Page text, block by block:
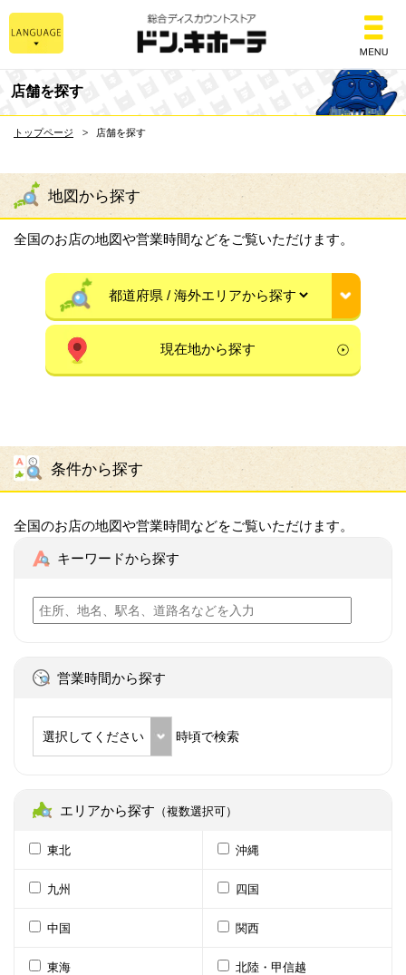
総合ディスカウント
店舗を探す
トップページ 店舗を探す
地図から探す
全国のお店の地図や営業時間などをご覧いただけます。
現在地から探す
条件から探す
全国のお店の地図や営業時間などをご覧いただけます。
キーワードから探す
営業時間から探す
選択してください 時頃で検索
エリアから探す （複数選択可）
東北 沖縄
九州 四国
中国 関西
東海 北陸・甲信越